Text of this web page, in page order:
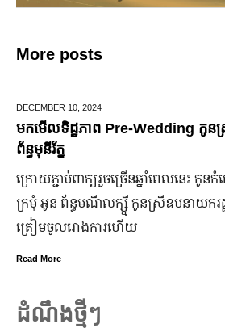
More posts
DECEMBER 10, 2024
មកមើលទិដ្ឋភាព Pre-Wedding កូនស្រីឧ
ព័ន្ធមុនីរ័ត្ន
ក្រោយ​ភ្ជាប់​ពាក្យ​រួច​ច្រើន​ឆ្នាំ​ពេលនេះ កូនកំ
ក្រមុំ អូន ព័ន្ធមណីលក្ស្មី កូនស្រី​ឧបនាយករដ្ឋមន្
ត្រៀម​ចូល​រោងការ​ហើយ
Read More
ដំណឹងថ្មីៗ